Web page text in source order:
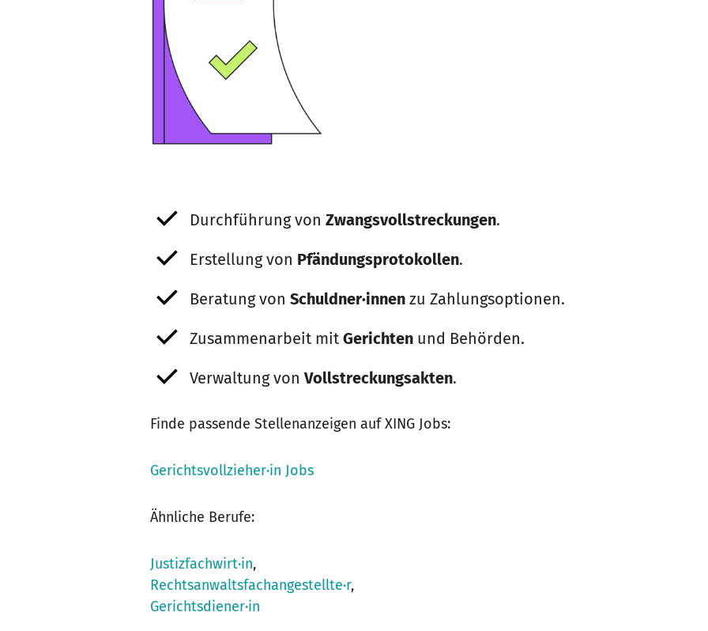
Durchführung von Zwangsvollstreckungen.
Erstellung von Pfändungsprotokollen.
Beratung von Schuldner·innen zu Zahlungsoptionen.
Zusammenarbeit mit Gerichten und Behörden.
Verwaltung vonVollstreckungsakten.
Finde passende Stellenanzeigen auf XING Jobs:
Gerichtsvollzieher·in Jobs
Ähnliche Berufe:
Justizfachwirt·in,
Rechtsanwaltsfachangestellte·r,
Gerichtsdiener·in